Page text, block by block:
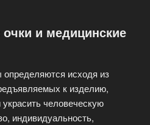
и медицинские
исходя из
к изделию,
человеческую
индивидуальность,